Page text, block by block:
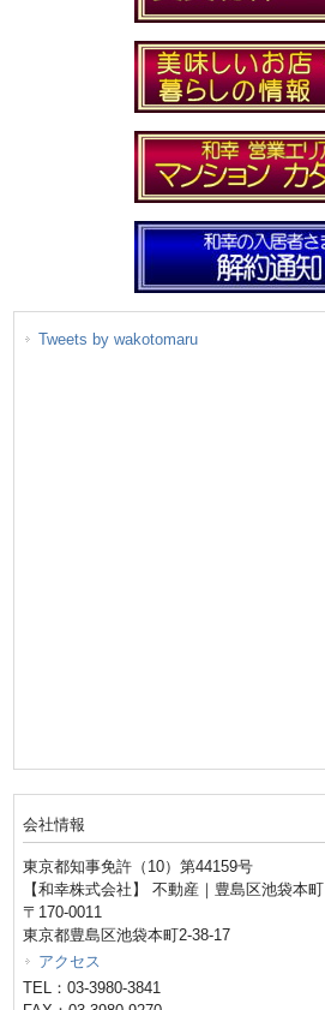
Tweets by wakotomaru
会社情報
東京都知事免許（10）第44159号
【和幸株式会社】 不動産｜豊島区池袋本町
〒170-0011
東京都豊島区池袋本町2-38-17
アクセス
TEL：03-3980-3841